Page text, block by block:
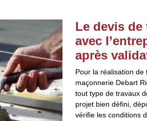
Le devis
avec
après
Pour la réalisation de
maçonnerie Debart
tout type de travaux
projet bien défini,
vérifie les conditions